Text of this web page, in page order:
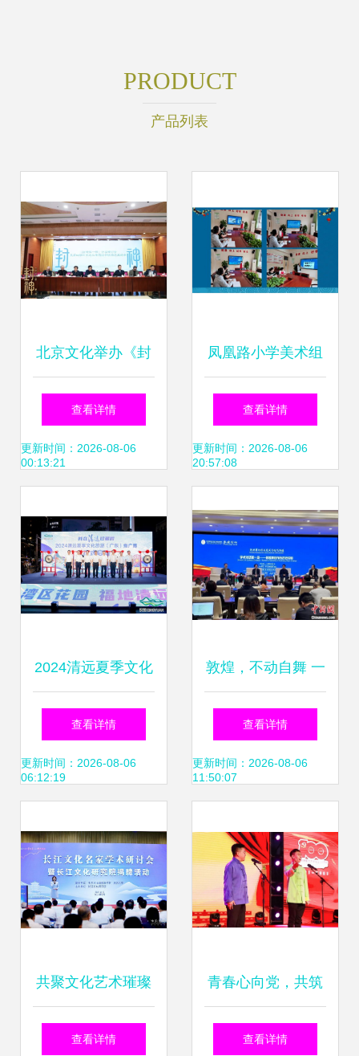
PRODUCT
产品列表
北京文化举办《封
神第一部》分享研
讨会 探索中华优秀
发展之道
查看详情
更新时间：2026-08-06
00:13:21
凤凰路小学美术组
以国画教学研讨促
传统文化传承
查看详情
更新时间：2026-08-06
20:57:08
2024清远夏季文化
旅游推广活动在穗
举行，共绘文旅交
查看详情
更新时间：2026-08-06
06:12:19
敦煌，不动自舞 一
场跨越时空的文化
艺术交响
查看详情
更新时间：2026-08-06
11:50:07
共聚文化艺术璀璨
之夜，共绘文化辉
查看详情
青春心向党，共筑
辽传梦——辽宁传
查看详情